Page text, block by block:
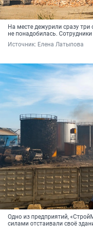
На месте дежурили сразу
не понадобилась.
Источник: Елена Латыпова
Одно из предприятий,
силами отстаивали своё